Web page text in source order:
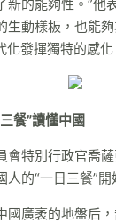
新的能夠性。”他
生動樣板，也能
化發揮獨特的感化
餐”讀懂中國
會特別行政官喬
的“一日三餐”開
國廣袤的地盤后